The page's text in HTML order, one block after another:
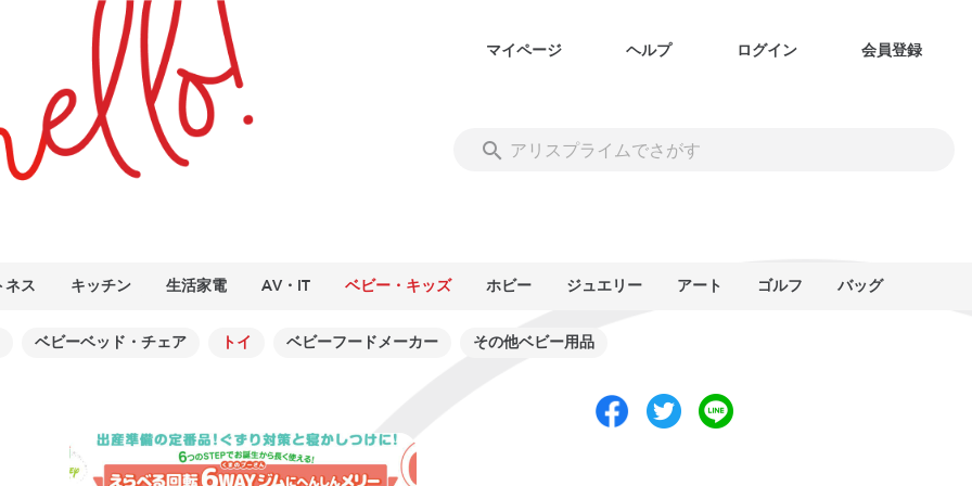
マイページ ヘルプ ログイン 会員登録
ネス キッチン 生活家電 AV・IT ベビー・キッズ ホビー ジュエリー アート ゴルフ バッグ
ベビーベッド・チェア トイ ベビーフードメーカー その他ベビー用品